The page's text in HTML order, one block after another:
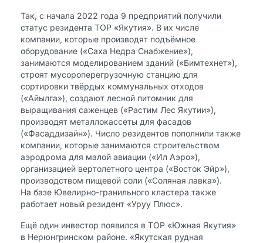
Так, с начала 2022 года 9 предприятий получили
статус резидента ТОР «Якутия». В их числе
компании, которые производят подъёмное
оборудование («Саха Недра Снабжение»),
занимаются моделированием зданий («Бимтехнет»),
строят мусороперегрузочную станцию для
сортировки твёрдых коммунальных отходов
(«Айылга»), создают лесной питомник для
выращивания саженцев («Растим Лес Якутии»),
производят металлокассеты для фасадов
(«Фасаддизайн»). Число резидентов пополнили также
компании, которые занимаются строительством
аэродрома для малой авиации («Ил Аэро»),
организацией вертолетного центра («Восток Эйр»),
производством пищевой соли («Соляная лавка»).
На базе Ювелирно-гранильного кластера также
работает новый резидент «Уруу Плюс».
Ещё один инвестор появился в ТОР «Южная Якутия»
в Нерюнгринском районе. «Якутская рудная